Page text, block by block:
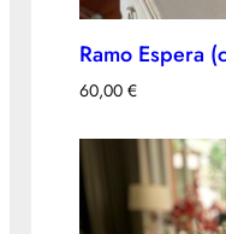
Ramo Espera
60,00 €